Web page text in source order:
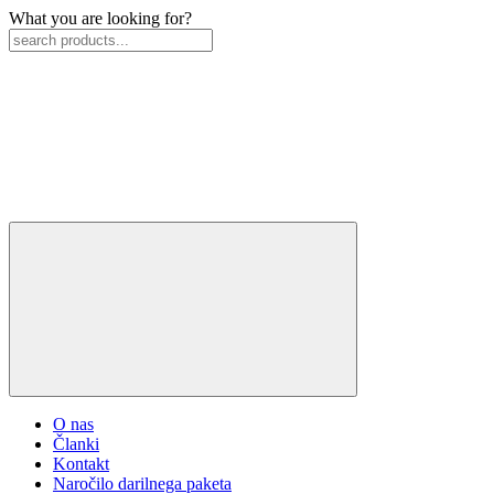
What you are looking for?
O nas
Članki
Kontakt
Naročilo darilnega paketa